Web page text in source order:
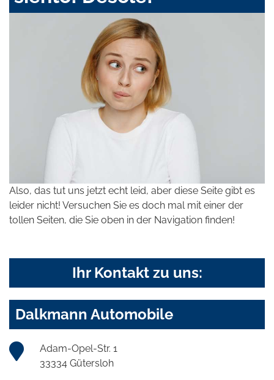
Also, das tut uns jetzt echt leid, aber diese Seite gibt es
leider nicht! Versuchen Sie es doch mal mit einer der
tollen Seiten, die Sie oben in der Navigation finden!
Ihr Kontakt zu uns:
Dalkmann Automobile
Adam-Opel-Str. 1
33334 Gütersloh